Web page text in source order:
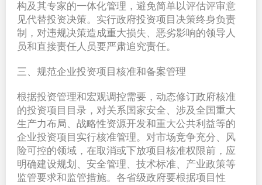
构及其专家的一体化管理，避免简单以评估评审意
见代替投资决策。实行政府投资项目决策终身负责
制，对违规决策造成重大损失、恶劣影响的领导人
员和直接责任人员要严肃追究责任。
三、规范企业投资项目核准和备案管理
根据投资管理和宏观调控需要，动态修订政府核准
的投资项目目录，对关系国家安全、涉及全国重大
生产力布局、战略性资源开发和重大公共利益等的
企业投资项目实行核准管理。对市场竞争充分、风
险可控的领域，在取消或下放项目核准权限前，应
明确建设规划、安全管理、技术标准、产业政策等
监管要求和监管措施。各省级政府要根据项目性